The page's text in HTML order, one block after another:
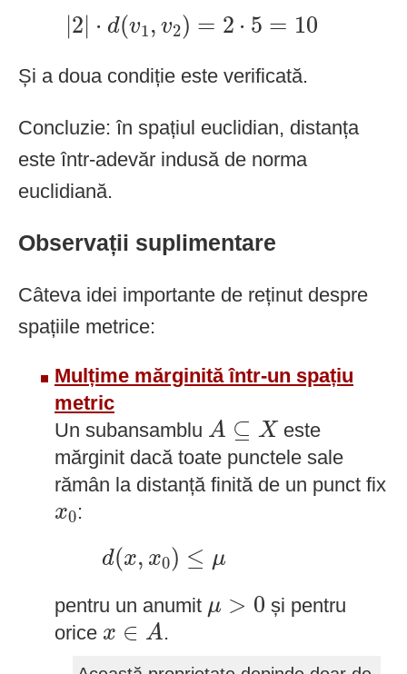
|2| ⋅ d(v1, v2) = 2 ⋅ 5 = 10
|⋅d( 1, v2 2 5=
Și a doua condiție este verificată.
Concluzie: în spațiul euclidian, distanța
este într-adevăr indusă de norma
euclidiană.
Observații suplimentare
Câteva idei importante de reținut despre
spațiile metrice:
Mulțime mărginită într-un spațiu
metric
Un subansamblu A ⊆ X
A ⊆X
este
mărginit dacă toate punctele sale
rămân la distanță finită de un punct fix
x0
x0:
d(x, x0) ≤ μ
d( ,x 0 ≤μ
pentru un anumit μ > 0
μ >0
și pentru
orice x ∈ A
x∈A .